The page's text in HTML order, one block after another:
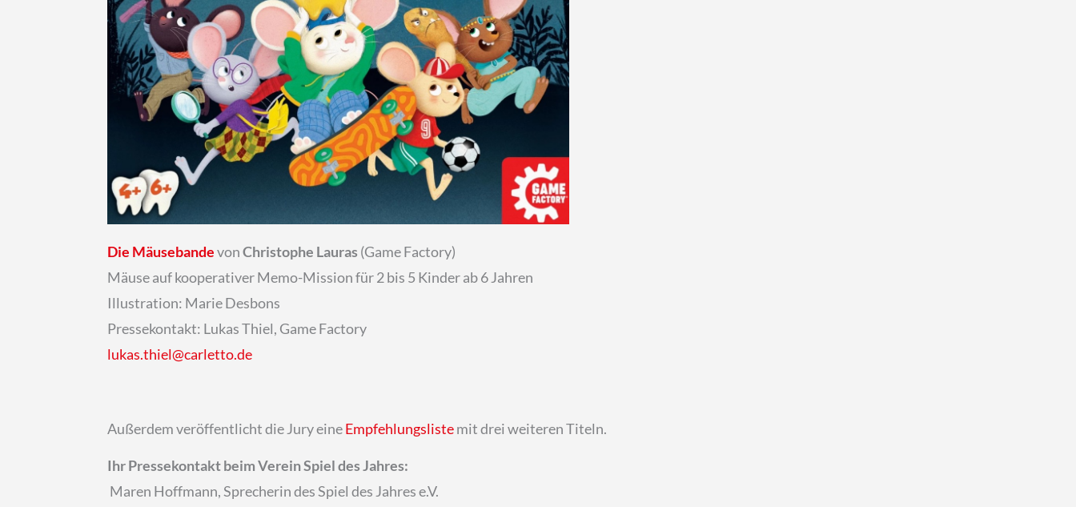
Die MäusebandevonChristophe Lauras (Game Factory)
Mäuse auf kooperativer Memo-Mission für 2 bis 5 Kinder ab 6 Jahren
Illustration: Marie Desbons
Pressekontakt: Lukas Thiel, Game Factory
lukas.thiel@carletto.de
Außerdem veröffentlicht die Jury eineEmpfehlungslistemit drei weiteren Titeln.
Ihr Pressekontakt beim Verein Spiel des Jahres:
Maren Hoffmann, Sprecherin des Spiel des Jahres e.V.